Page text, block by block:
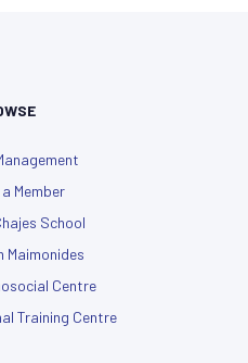
Member
School
Maimonides
Centre
Training Centre